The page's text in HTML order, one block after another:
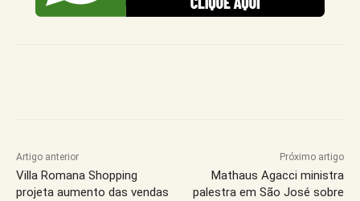
Artigo anterior
Villa Romana Shopping
projeta aumento das vendas
Próximo artigo
Mathaus Agacci ministra
palestra em São José sobre